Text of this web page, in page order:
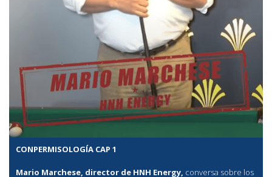
CONPERMISOLOGÍA CAP 1
Mario Marchese, director de HNH Energy, conversa sobre los